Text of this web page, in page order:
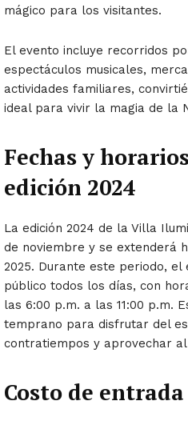
mágico para los visitantes.
El evento incluye recorridos
espectáculos musicales,
actividades familiares,
ideal para vivir la magia de la
Fechas y
edición 2024
La edición 2024 de la Villa
de noviembre y se extenderá
2025. Durante este periodo,
público todos los días, con
las 6:00 p.m. a las 11:00 p.m.
temprano para disfrutar del
contratiempos y aprovechar
Costo de